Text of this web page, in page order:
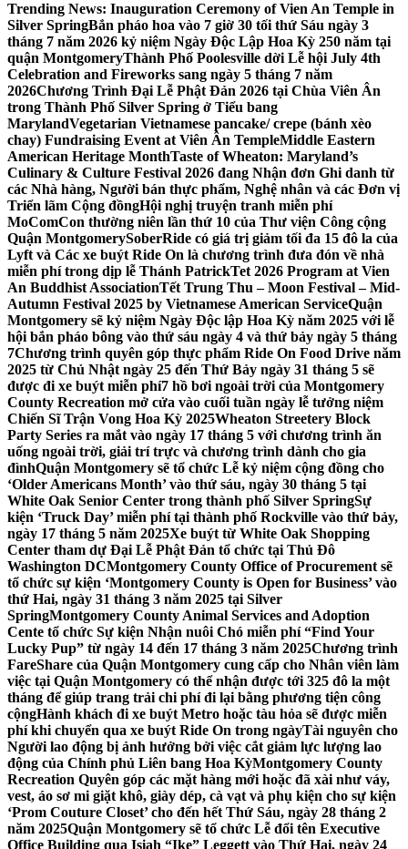
Trending News: Inauguration Ceremony of Vien An Temple in
Silver SpringBắn pháo hoa vào 7 giờ 30 tối thứ Sáu ngày 3
tháng 7 năm 2026 kỷ niệm Ngày Độc Lập Hoa Kỳ 250 năm tại
quận MontgomeryThành Phố Poolesville dời Lễ hội July 4th
Celebration and Fireworks sang ngày 5 tháng 7 năm
2026Chương Trình Đại Lễ Phật Đản 2026 tại Chùa Viên Ân
trong Thành Phố Silver Spring ở Tiểu bang
MarylandVegetarian Vietnamese pancake/ crepe (bánh xèo
chay) Fundraising Event at Viên Ân TempleMiddle Eastern
American Heritage MonthTaste of Wheaton: Maryland’s
Culinary & Culture Festival 2026 đang Nhận đơn Ghi danh từ
các Nhà hàng, Người bán thực phẩm, Nghệ nhân và các Đơn vị
Triển lãm Cộng đồngHội nghị truyện tranh miễn phí
MoComCon thường niên lần thứ 10 của Thư viện Công cộng
Quận MontgomerySoberRide có giá trị giảm tối đa 15 đô la của
Lyft và Các xe buýt Ride On là chương trình đưa đón về nhà
miễn phí trong dịp lễ Thánh PatrickTet 2026 Program at Vien
An Buddhist AssociationTết Trung Thu – Moon Festival – Mid-
Autumn Festival 2025 by Vietnamese American ServiceQuận
Montgomery sẽ kỷ niệm Ngày Độc lập Hoa Kỳ năm 2025 với lễ
hội bắn pháo bông vào thứ sáu ngày 4 và thứ bảy ngày 5 tháng
7Chương trình quyên góp thực phẩm Ride On Food Drive năm
2025 từ Chủ Nhật ngày 25 đến Thứ Bảy ngày 31 tháng 5 sẽ
được đi xe buýt miễn phí7 hồ bơi ngoài trời của Montgomery
County Recreation mở cửa vào cuối tuần ngày lễ tưởng niệm
Chiến Sĩ Trận Vong Hoa Kỳ 2025Wheaton Streetery Block
Party Series ra mắt vào ngày 17 tháng 5 với chương trình ăn
uống ngoài trời, giải trí trực và chương trình dành cho gia
đìnhQuận Montgomery sẽ tổ chức Lễ kỷ niệm cộng đồng cho
‘Older Americans Month’ vào thứ sáu, ngày 30 tháng 5 tại
White Oak Senior Center trong thành phố Silver SpringSự
kiện ‘Truck Day’ miễn phí tại thành phố Rockville vào thứ bảy,
ngày 17 tháng 5 năm 2025Xe buýt từ White Oak Shopping
Center tham dự Đại Lễ Phật Đản tổ chức tại Thủ Đô
Washington DCMontgomery County Office of Procurement sẽ
tổ chức sự kiện ‘Montgomery County is Open for Business’ vào
thứ Hai, ngày 31 tháng 3 năm 2025 tại Silver
SpringMontgomery County Animal Services and Adoption
Cente tổ chức Sự kiện Nhận nuôi Chó miễn phí “Find Your
Lucky Pup” từ ngày 14 đến 17 tháng 3 năm 2025Chương trình
FareShare của Quận Montgomery cung cấp cho Nhân viên làm
việc tại Quận Montgomery có thể nhận được tới 325 đô la một
tháng để giúp trang trải chi phí đi lại bằng phương tiện công
cộngHành khách đi xe buýt Metro hoặc tàu hỏa sẽ được miễn
phí khi chuyển qua xe buýt Ride On trong ngàyTài nguyên cho
Người lao động bị ảnh hưởng bởi việc cắt giảm lực lượng lao
động của Chính phủ Liên bang Hoa KỳMontgomery County
Recreation Quyên góp các mặt hàng mới hoặc đã xài như váy,
vest, áo sơ mi giặt khô, giày dép, cà vạt và phụ kiện cho sự kiện
‘Prom Couture Closet’ cho đến hết Thứ Sáu, ngày 28 tháng 2
năm 2025Quận Montgomery sẽ tổ chức Lễ đổi tên Executive
Office Building qua Isiah “Ike” Leggett vào Thứ Hai, ngày 24